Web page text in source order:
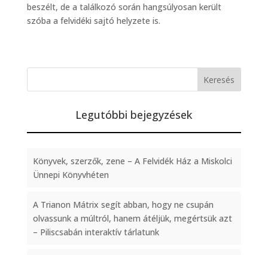
beszélt, de a találkozó során hangsúlyosan került
szóba a felvidéki sajtó helyzete is.
Legutóbbi bejegyzések
Könyvek, szerzők, zene – A Felvidék Ház a Miskolci
Ünnepi Könyvhéten
A Trianon Mátrix segít abban, hogy ne csupán
olvassunk a múltról, hanem átéljük, megértsük azt
– Piliscsabán interaktív tárlatunk